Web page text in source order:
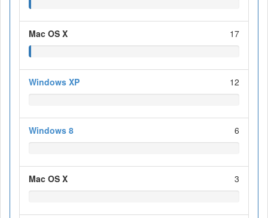
Mac OS X 17
Windows XP 12
Windows 8 6
Mac OS X 3